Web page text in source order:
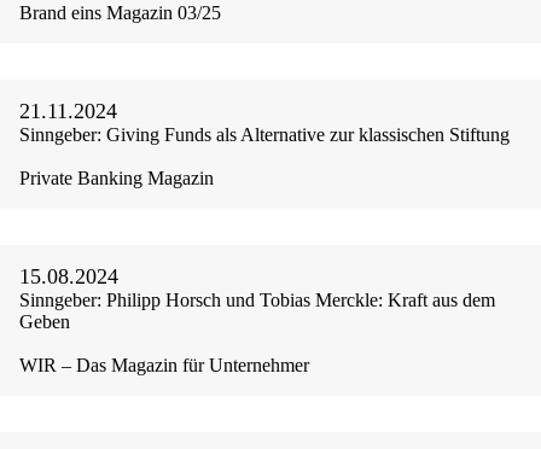
Brand eins Magazin 03/25
21.11.2024
Sinngeber: Giving Funds als Alternative zur klassischen Stiftung
Private Banking Magazin
15.08.2024
Sinngeber: Philipp Horsch und Tobias Merckle: Kraft aus dem
Geben
WIR – Das Magazin für Unternehmer